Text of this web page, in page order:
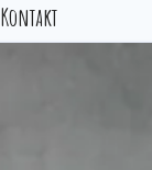
Kontakt